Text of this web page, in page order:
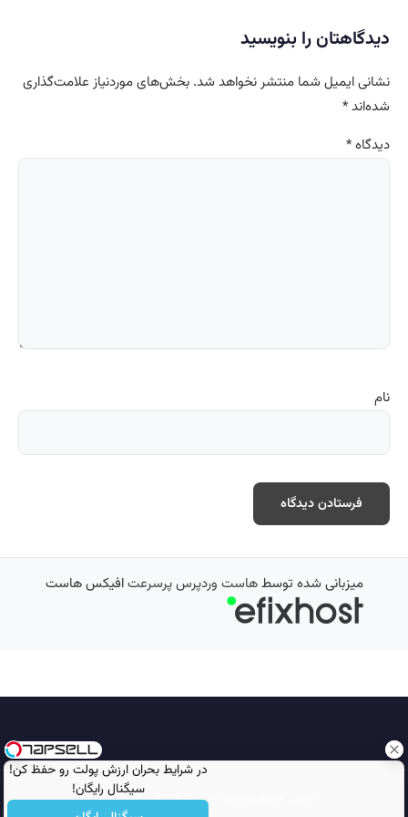
در شرایط بحران ارزش پولت رو حفظ کن!
سیگنال رایگان!
دیدگاهتان را بنویسید
نشانی ایمیل شما منتشر نخواهد شد. بخش‌های موردنیاز علامت‌گذاری
شده‌اند*
دیدگاه*
نام
میزبانی شده توسطهاست وردپرس پرسرعتافیکس هاست
تمامی حقوق محفوظ است © 2026 مجله نورگرام